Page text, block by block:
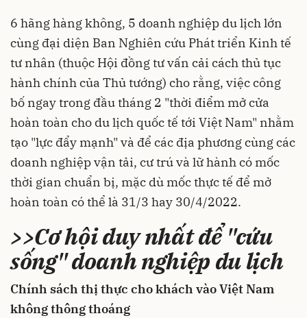
6 hãng hàng không, 5 doanh nghiệp du lịch lớn
cùng đại diện Ban Nghiên cứu Phát triển Kinh tế
tư nhân (thuộc Hội đồng tư vấn cải cách thủ tục
hành chính của Thủ tướng) cho rằng, việc công
bố ngay trong đầu tháng 2 "thời điểm mở cửa
hoàn toàn cho du lịch quốc tế tới Việt Nam" nhằm
tạo "lực đẩy mạnh" và để các địa phương cùng các
doanh nghiệp vận tải, cư trú và lữ hành có mốc
thời gian chuẩn bị, mặc dù mốc thực tế để mở
hoàn toàn có thể là 31/3 hay 30/4/2022.
>>Cơ hội duy nhất để "cứu
sống" doanh nghiệp du lịch
Chính sách thị thực cho khách vào Việt Nam
không thông thoáng